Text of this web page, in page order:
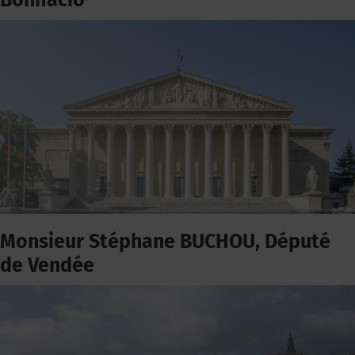
Monsieur Stéphane BUCHOU, Député
de Vendée